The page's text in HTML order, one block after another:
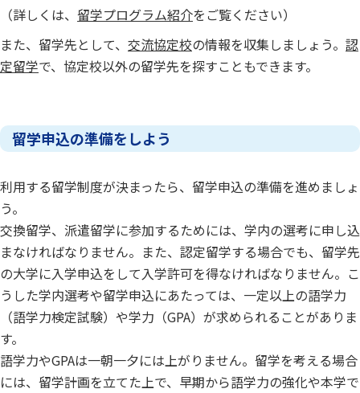
（詳しくは、 留学プログラム紹介をご覧ください）
また、留学先として、 交流協定校の情報を収集しましょう。 認
定留学で、協定校以外の留学先を探すこともできます。
留学申込の準備をしよう
利用する留学制度が決まったら、留学申込の準備を進めましょ
う。
交換留学、派遣留学に参加するためには、学内の選考に申し込
まなければなりません。また、認定留学する場合でも、留学先
の大学に入学申込をして入学許可を得なければなりません。こ
うした学内選考や留学申込にあたっては、一定以上の語学力
（語学力検定試験）や学力（GPA）が求められることがありま
す。
語学力やGPAは一朝一夕には上がりません。留学を考える場合
には、留学計画を立てた上で、早期から語学力の強化や本学で